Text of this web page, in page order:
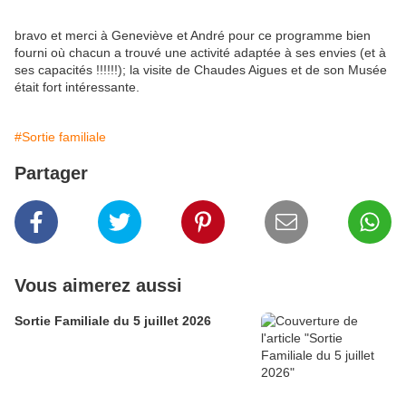
bravo et merci à Geneviève et André pour ce programme bien
fourni où chacun a trouvé une activité adaptée à ses envies (et à
ses capacités !!!!!!); la visite de Chaudes Aigues et de son Musée
était fort intéressante.
#Sortie familiale
Partager
Vous aimerez aussi
Sortie Familiale du 5 juillet 2026